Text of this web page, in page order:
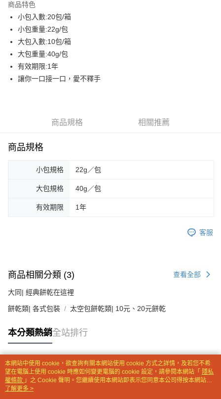
AFTEE先享後付
相關說明
【關於「AFTEE先享後付」】
AFTEE先享後付是「在收到商品之後才付款」的支付方式。 讓您購物簡單
便利好安心！
１．簡單：不需註冊會員、不需綁卡、不需儲值。
２．便利：只要手機號碼，簡訊認證，即可結帳。
３．安心：先確認商品／服務後，再付款。
２．訂單成立數日內，您將收到繳費通知簡訊。
※ 請注意：結帳手續完成當下不需立刻繳費，但若您需要取消訂單，請聯絡
後付繳納相關費用。
※ 交易是否成功請以「AFTEE先享後付 」之結帳頁面顯示為準，若有關於
是否繳費成功／繳費後需取消欲退款等相關疑問，請聯繫「AFTEE先享後付
客戶支援中心」https://netprotections.freshdesk.com/support/home
【注意事項】
易，需依本服務之必要範圍內提供個人資料，並將交易相關給付款項請求債
「AFTEE先享後付」，若未經同意申辦者引起之損失，本公司不負相關責
４．使用「AFTEE先享後付」時，將依據個別帳號之用戶狀況，依本公司即
請求用戶進行身份認證。
恩沛科技股份有限公司將有權停止該用戶之使用額度並採取法律行動。
ATM付款
貨到付款
運送方式
每筆NT$130，滿NT$2,000(含以上)免運費
每筆NT$190，滿NT$2,600(含以上)免運費
商品特色
小包入數:20包/箱
小包重量:22g/包
大包入數:10包/箱
大包重量:40g/包
有效期限:1年
讓你一口接一口，愛不釋手
商品規格 相關推薦
商品規格
小包規格 22g／包
大包規格 40g／包
有效期限 1年
客服
商品相關分類 (3) 查看全部
大同| 經典餅乾在這裡
餅乾類| 各式包裝 太空包餅乾類| 10元、20元餅乾
本分類熱銷全站排行
熱門標籤
本網站中使用 cookie，欲查詢有關本網站使用 cookie 方式之詳情，及若您不希
望在電腦上使用 cookie 時應如何變更電腦的 cookie 設定，請參閱本網站「 隱私
權條款 」之 Cookie 聲明。您繼續使用本網站即表示您同意本公司得按本網站使
用條款之 Cookie 聲明使用 cookie。
了解更多 >